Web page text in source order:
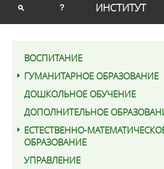
? ИНСТИТУТ
ВОСПИТАНИЕ
ГУМАНИТАРНОЕ ОБРАЗОВАНИЕ
ДОШКОЛЬНОЕ ОБУЧЕНИЕ
ДОПОЛНИТЕЛЬНОЕ
ЕСТЕСТВЕННО-
ОБРАЗОВАНИЕ
УПРАВЛЕНИЕ